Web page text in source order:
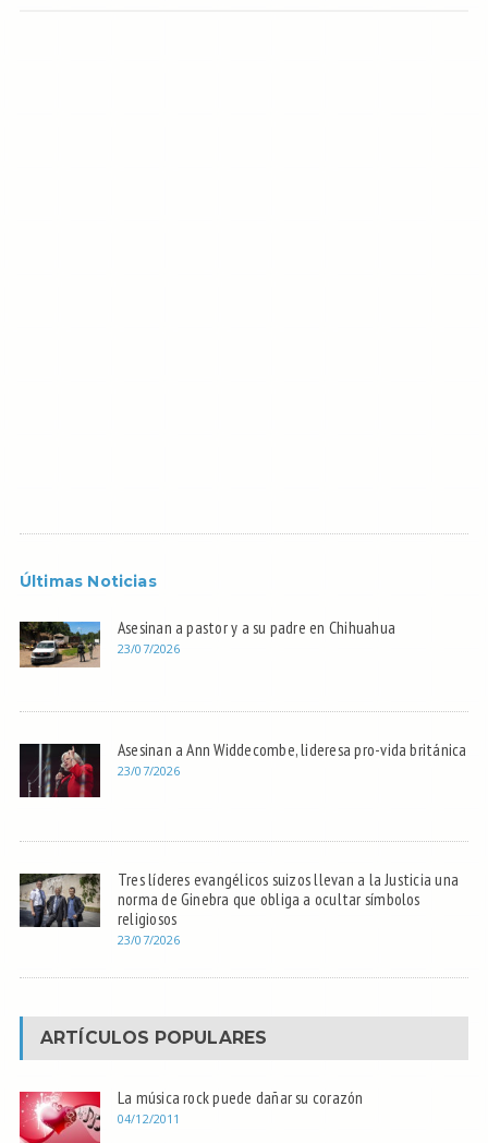
Últimas Noticias
Asesinan a pastor y a su padre en Chihuahua
23/07/2026
Asesinan a Ann Widdecombe, lideresa pro-vida británica
23/07/2026
Tres líderes evangélicos suizos llevan a la Justicia una
norma de Ginebra que obliga a ocultar símbolos
religiosos
23/07/2026
ARTÍCULOS POPULARES
La música rock puede dañar su corazón
04/12/2011